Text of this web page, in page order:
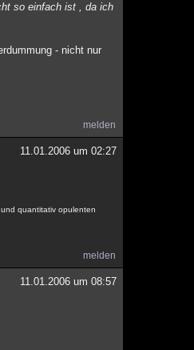
so einfach ist , da ich
- nicht nur
melden
11.01.2006 um 02:27
quantitativ opulenten
melden
11.01.2006 um 08:57